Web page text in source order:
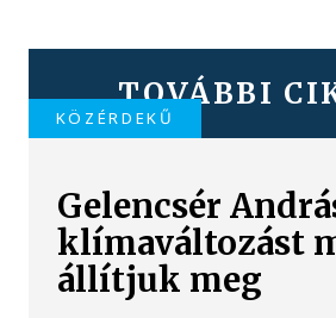
TOVÁBBI
KÖZÉRDEKŰ
Gelencsér
klímaváltozást
állítjuk meg